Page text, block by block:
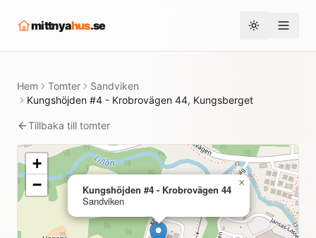
mittnyahus.se Toggle theme
Hem Tomter
Sandviken
Kungshöjden #4 - Krobrovägen 44, Kungsberget
Tillbaka till tomter
Kungshöjden #4 - Krobrovägen 44
Sandviken
×
+
−